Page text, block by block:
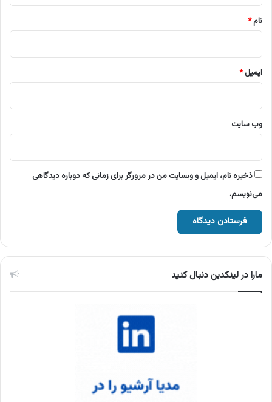
نام*
ایمیل*
وب‌ سایت
ذخیره نام، ایمیل و وبسایت من در مرورگر برای زمانی که دوباره دیدگاهی
می‌نویسم.
مارا در لینکدین دنبال کنید